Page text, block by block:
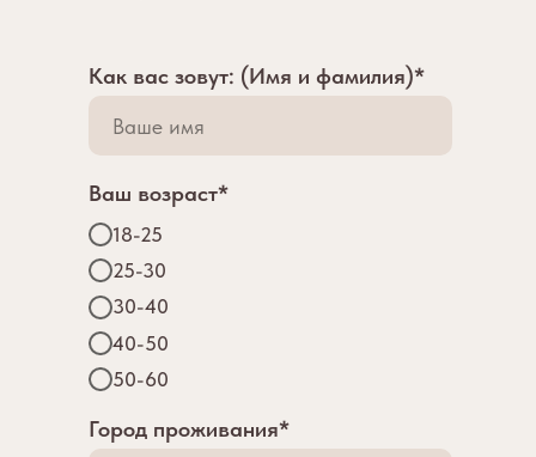
Как вас зовут: (Имя и фамилия)*
Ваш возраст*
18-25
25-30
30-40
40-50
50-60
Город проживания*